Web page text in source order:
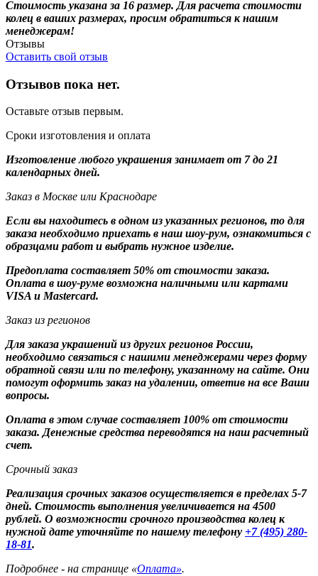
Стоимость указана за 16 размер. Для расчета стоимости
колец в ваших размерах, просим обратиться к нашим
менеджерам!
Отзывы
Оставить свой отзыв
Отзывов пока нет.
Оставьте отзыв первым.
Сроки изготовления и оплата
Изготовление любого украшения занимает от 7 до 21
календарных дней.
Заказ в Москве или Краснодаре
Если вы находитесь в одном из указанных регионов, то для
заказа необходимо приехать в наш шоу-рум, ознакомиться с
образцами работ и выбрать нужное изделие.
Предоплата составляет 50% от стоимости заказа.
Оплата в шоу-руме возможна наличными или картами
VISA и Mastercard.
Заказ из регионов
Для заказа украшений из других регионов России,
необходимо связаться с нашими менеджерами через форму
обратной связи или по телефону, указанному на сайте. Они
помогут оформить заказ на удалении, ответив на все Ваши
вопросы.
Оплата в этом случае составляет 100% от стоимости
заказа. Денежные средства переводятся на наш расчетный
счет.
Срочный заказ
Реализация срочных заказов осуществляется в пределах 5-7
дней. Стоимость выполнения увеличивается на 4500
рублей. О возможности срочного производства колец к
нужной дате уточняйте по нашему телефону +7 (495) 280-
18-81.
Подробнее - на странице «Оплата».